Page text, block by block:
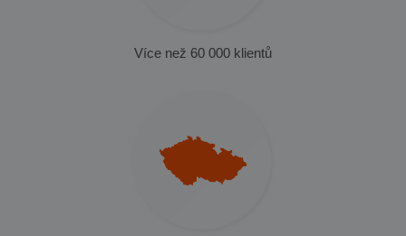
Více než 60 000 klientů